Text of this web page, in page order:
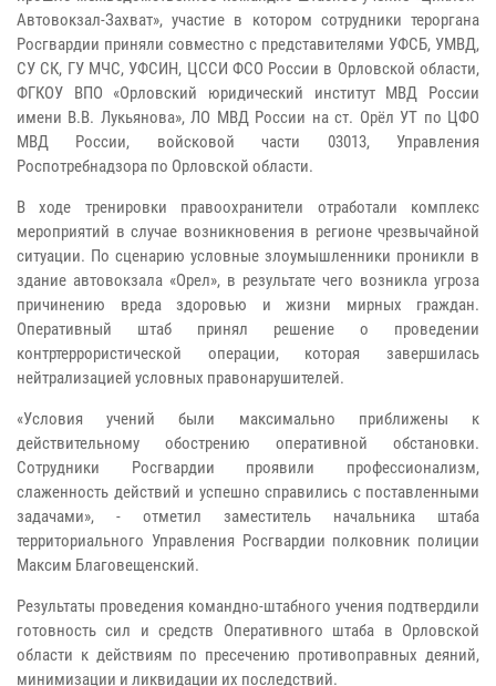
Автовокзал-Захват», участие в котором сотрудники тероргана
Росгвардии приняли совместно с представителями УФСБ, УМВД,
СУ СК, ГУ МЧС, УФСИН, ЦССИ ФСО России в Орловской области,
ФГКОУ ВПО «Орловский юридический институт МВД России
имени В.В. Лукьянова», ЛО МВД России на ст. Орёл УТ по ЦФО
МВД России, войсковой части 03013, Управления
Роспотребнадзора по Орловской области.
В ходе тренировки правоохранители отработали комплекс
мероприятий в случае возникновения в регионе чрезвычайной
ситуации. По сценарию условные злоумышленники проникли в
здание автовокзала «Орел», в результате чего возникла угроза
причинению вреда здоровью и жизни мирных граждан.
Оперативный штаб принял решение о проведении
контртеррористической операции, которая завершилась
нейтрализацией условных правонарушителей.
«Условия учений были максимально приближены к
действительному обострению оперативной обстановки.
Сотрудники Росгвардии проявили профессионализм,
слаженность действий и успешно справились с поставленными
задачами», - отметил заместитель начальника штаба
территориального Управления Росгвардии полковник полиции
Максим Благовещенский.
Результаты проведения командно-штабного учения подтвердили
готовность сил и средств Оперативного штаба в Орловской
области к действиям по пресечению противоправных деяний,
минимизации и ликвидации их последствий.